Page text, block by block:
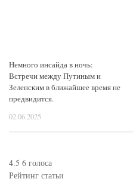
Немного инсайда в ночь:
Встречи между Путиным и
Зеленским в ближайшее время не
предвидится.
02.06.2025
4.5 6 голоса
Рейтинг статьи